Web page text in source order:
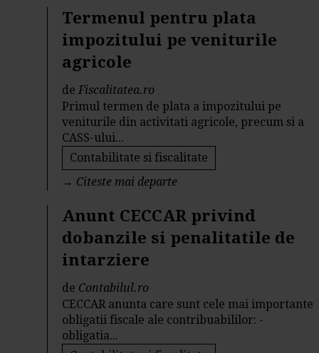
Termenul pentru plata
impozitului pe veniturile
agricole
deFiscalitatea.ro
Primul termen de plata a impozitului pe
veniturile din activitati agricole, precum si a
CASS-ului...
Contabilitate si fiscalitate
→ Citeste mai departe
Anunt CECCAR privind
dobanzile si penalitatile de
intarziere
de Contabilul.ro
CECCAR anunta care sunt cele mai importante
obligatii fiscale ale contribuabililor: -
obligatia...